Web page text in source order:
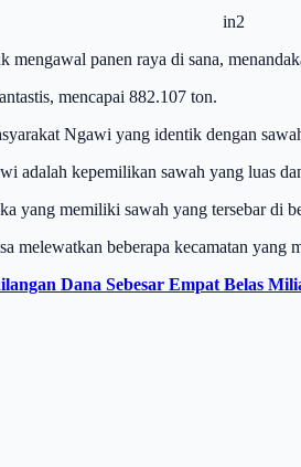
in2
panen raya di sana,
mencapai 882.107 ton.
Ngawi yang identik dengan
adalah kepemilikan sawah yang luas
yang memiliki sawah yang tersebar di
beberapa kecamatan
Dana Sebesar Empat Belas